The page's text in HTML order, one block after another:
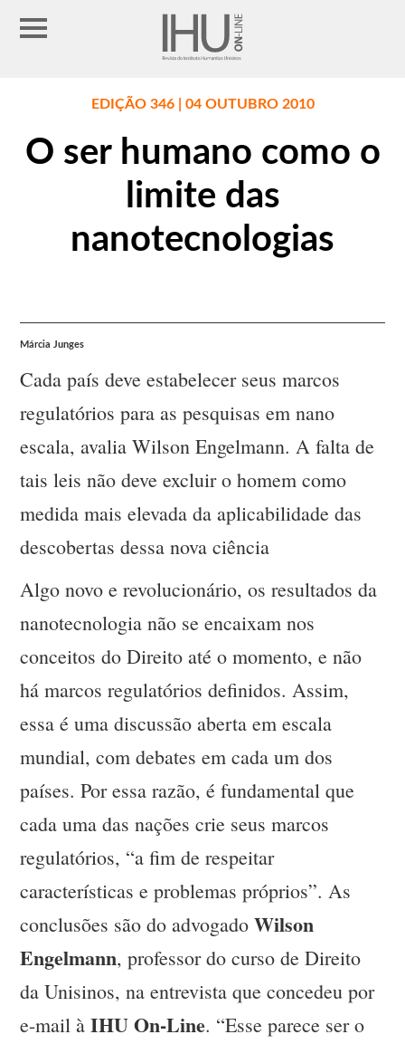
EDIÇÃO 346 | 04 OUTUBRO 2010
O ser humano como o
limite das
nanotecnologias
Márcia Junges
Cada país deve estabelecer seus marcos
regulatórios para as pesquisas em nano
escala, avalia Wilson Engelmann. A falta de
tais leis não deve excluir o homem como
medida mais elevada da aplicabilidade das
descobertas dessa nova ciência
Algo novo e revolucionário, os resultados da
nanotecnologia não se encaixam nos
conceitos do Direito até o momento, e não
há marcos regulatórios definidos. Assim,
essa é uma discussão aberta em escala
mundial, com debates em cada um dos
países. Por essa razão, é fundamental que
cada uma das nações crie seus marcos
regulatórios, “a fim de respeitar
características e problemas próprios”. As
conclusões são do advogadoWilson
Engelmann, professor do curso de Direito
da Unisinos, na entrevista que concedeu por
e-mail àIHU On-Line. “Esse parece ser o